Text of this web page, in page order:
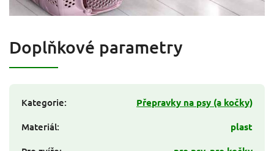
Doplňkové parametry
Kategorie:
Přepravky na psy (a kočky)
Materiál:
plast